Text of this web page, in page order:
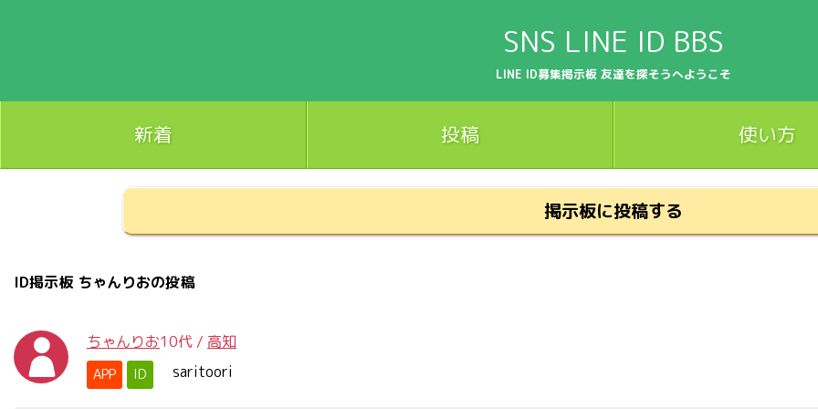
SNS LINE ID BBS
LINE ID募集掲示板 友達を探そうへようこそ
新着 投稿 使い方
掲示板に投稿する
ID掲示板 ちゃんりおの投稿
ちゃんりお10代 / 高知
APP ID saritoori